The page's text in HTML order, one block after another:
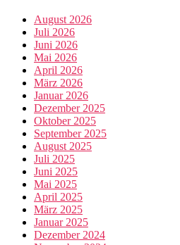
August 2026
Juli 2026
Juni 2026
Mai 2026
April 2026
März 2026
Januar 2026
Dezember 2025
Oktober 2025
September 2025
August 2025
Juli 2025
Juni 2025
Mai 2025
April 2025
März 2025
Januar 2025
Dezember 2024